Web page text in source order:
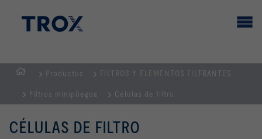
PRINCIPAL
Productos FILTROS Y ELEMENTOS FILTRANTES
Filtros minipliegue Células de filtro
CÉLULAS DE FILTRO